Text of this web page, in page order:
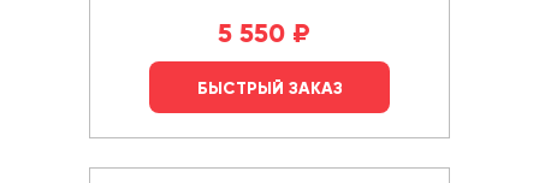
5 550 ₽
БЫСТРЫЙ ЗАКАЗ